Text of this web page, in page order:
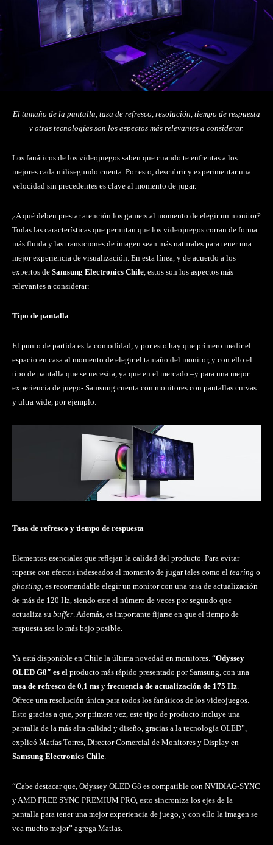
El tamaño de la pantalla, tasa de refresco, resolución, tiempo de respuesta
y otras tecnologías son los aspectos más relevantes a considerar.
Los fanáticos de los videojuegos saben que cuando te enfrentas a los
mejores cada milisegundo cuenta. Por esto, descubrir y experimentar una
velocidad sin precedentes es clave al momento de jugar.
¿A qué deben prestar atención los gamers al momento de elegir un monitor?
Todas las características que permitan que los videojuegos corran de forma
más fluida y las transiciones de imagen sean más naturales para tener una
mejor experiencia de visualización. En esta línea, y de acuerdo a los
expertos de Samsung Electronics Chile , estos son los aspectos más
relevantes a considerar:
Tipo de pantalla
El punto de partida es la comodidad, y por esto hay que primero medir el
espacio en casa al momento de elegir el tamaño del monitor, y con ello el
tipo de pantalla que se necesita, ya que en el mercado –y para una mejor
experiencia de juego- Samsung cuenta con monitores con pantallas curvas
y ultra wide, por ejemplo.
Tasa de refresco y tiempo de respuesta
Elementos esenciales que reflejan la calidad del producto. Para evitar
toparse con efectos indeseados al momento de jugar tales como el tearing o
ghosting , es recomendable elegir un monitor con una tasa de actualización
de más de 120 Hz, siendo este el número de veces por segundo que
actualiza su buffer . Además, es importante fijarse en que el tiempo de
respuesta sea lo más bajo posible.
Ya está disponible en Chile la última novedad en monitores. “Odyssey
OLED G8″ es el producto más rápido presentado por Samsung, con una
tasa de refresco de 0,1 ms y frecuencia de actualización de 175 Hz
Ofrece una resolución única para todos los fanáticos de los videojuegos.
Esto gracias a que, por primera vez, este tipo de producto incluye una
pantalla de la más alta calidad y diseño, gracias a la tecnología OLED”,
explicó Matías Torres, Director Comercial de Monitores y Display en
Samsung Electronics Chile
“Cabe destacar que, Odyssey OLED G8 es compatible con NVIDIAG-SYNC
y AMD FREE SYNC PREMIUM PRO, esto sincroniza los ejes de la
pantalla para tener una mejor experiencia de juego, y con ello la imagen se
vea mucho mejor” agrega Matias.